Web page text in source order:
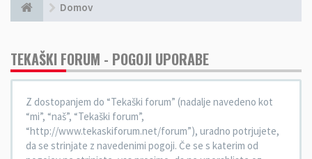
Domov
TEKAŠKI FORUM - POGOJI UPORABE
Z dostopanjem do “Tekaški forum” (nadalje navedeno kot
“mi”, “naš”, “Tekaški forum”,
“http://www.tekaskiforum.net/forum”), uradno potrjujete,
da se strinjate z navedenimi pogoji. Če se s katerim od